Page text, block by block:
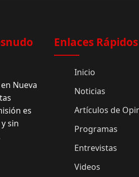
Nueva
es
sin
Enlaces Rápidos
Inicio
Noticias
Artículos de
Programas
Entrevistas
Videos